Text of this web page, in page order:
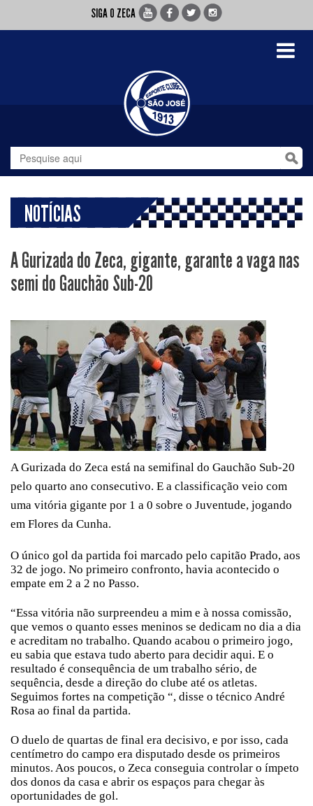
SIGA O ZECA
Toggle
NOTÍCIAS
A Gurizada do Zeca, gigante, garante a vaga nas
semi do Gauchão Sub-20
A Gurizada do Zeca está na semifinal do Gauchão Sub-20
pelo quarto ano consecutivo. E a classificação veio com
uma vitória gigante por 1 a 0 sobre o Juventude, jogando
em Flores da Cunha.
O único gol da partida foi marcado pelo capitão Prado, aos
32 de jogo. No primeiro confronto, havia acontecido o
empate em 2 a 2 no Passo.
“Essa vitória não surpreendeu a mim e à nossa comissão,
que vemos o quanto esses meninos se dedicam no dia a dia
e acreditam no trabalho. Quando acabou o primeiro jogo,
eu sabia que estava tudo aberto para decidir aqui. E o
resultado é consequência de um trabalho sério, de
sequência, desde a direção do clube até os atletas.
Seguimos fortes na competição “, disse o técnico André
Rosa ao final da partida.
O duelo de quartas de final era decisivo, e por isso, cada
centímetro do campo era disputado desde os primeiros
minutos. Aos poucos, o Zeca conseguia controlar o ímpeto
dos donos da casa e abrir os espaços para chegar às
oportunidades de gol.